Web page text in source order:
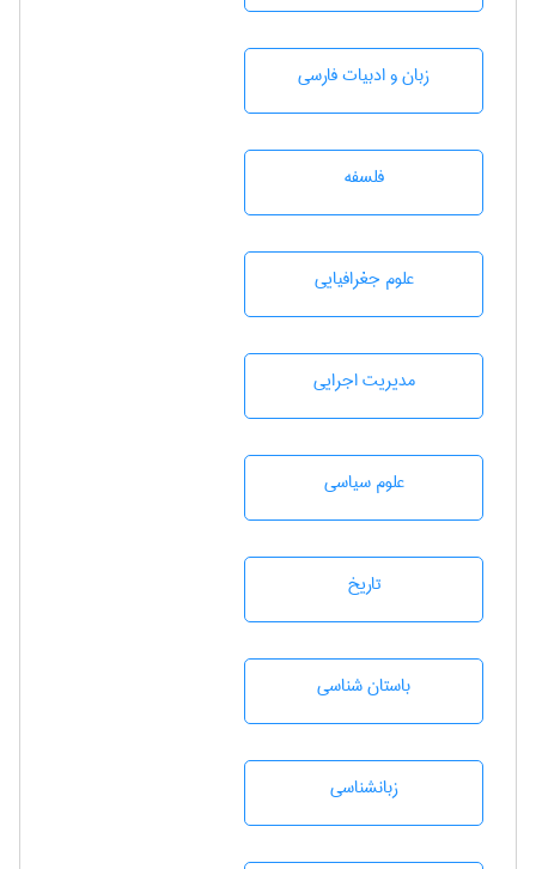
زبان و ادبيات فارسی
فلسفه
علوم جغرافيايی
مديريت اجرايی
علوم سياسی
تاريخ
باستان شناسی
زبانشناسی